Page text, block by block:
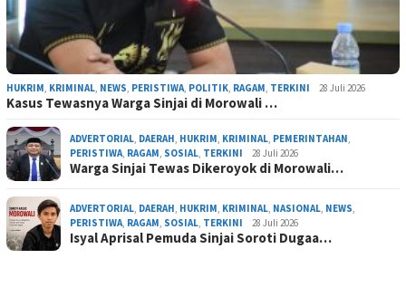
HUKRIM, KRIMINAL, NEWS, PERISTIWA, POLITIK, RAGAM, TERKINI 28 Juli 2026
Kasus Tewasnya Warga Sinjai di Morowali …
ADVERTORIAL, DAERAH, HUKRIM, KRIMINAL, PEMERINTAHAN,
PERISTIWA, RAGAM, SOSIAL, TERKINI 28 Juli 2026
Warga Sinjai Tewas Dikeroyok di Morowali…
ADVERTORIAL, DAERAH, HUKRIM, KRIMINAL, NASIONAL, NEWS,
PERISTIWA, RAGAM, SOSIAL, TERKINI 28 Juli 2026
Isyal Aprisal Pemuda Sinjai Soroti Dugaa…